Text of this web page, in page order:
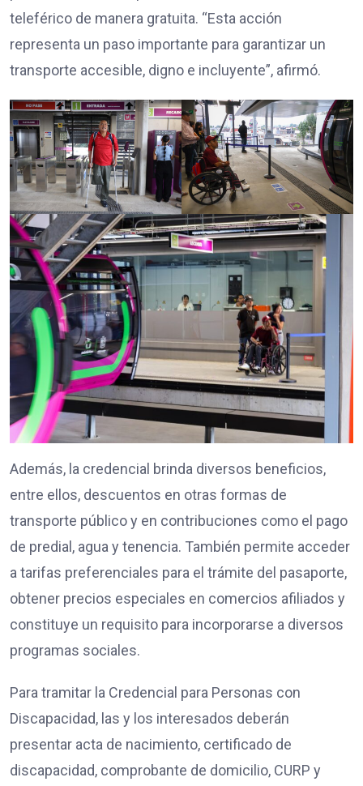
teleférico de manera gratuita. “Esta acción
representa un paso importante para garantizar un
transporte accesible, digno e incluyente”, afirmó.
Además, la credencial brinda diversos beneficios,
entre ellos, descuentos en otras formas de
transporte público y en contribuciones como el pago
de predial, agua y tenencia. También permite acceder
a tarifas preferenciales para el trámite del pasaporte,
obtener precios especiales en comercios afiliados y
constituye un requisito para incorporarse a diversos
programas sociales.
Para tramitar la Credencial para Personas con
Discapacidad, las y los interesados deberán
presentar acta de nacimiento, certificado de
discapacidad, comprobante de domicilio, CURP y